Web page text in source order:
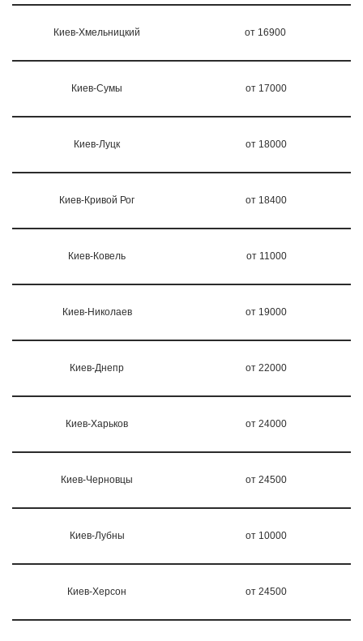
Киев-Хмельницкий от 16900
Киев-Сумы от 17000
Киев-Луцк от 18000
Киев-Кривой Рог от 18400
Киев-Ковель от 11000
Киев-Николаев от 19000
Киев-Днепр от 22000
Киев-Харьков от 24000
Киев-Черновцы от 24500
Киев-Лубны от 10000
Киев-Херсон от 24500